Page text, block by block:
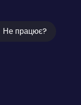
Не працює?